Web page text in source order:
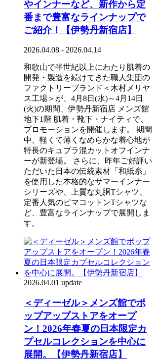
やインナーなど、新作から定
番まで豊富なラインナップで
ご紹介！【伊勢丹新宿店】
2026.04.08 - 2026.04.14
和歌山で半世紀以上にわたり肌着の
開発・製造を続けてきた職人集団の
ファクトリーブランド＜木村メリヤ
ス工場＞が、4月8日(水)～4月14日
(火)の期間、伊勢丹新宿店 メンズ館
地下1階 肌着・靴下・ナイティで、
プロモーションを開催します。 期間
中、軽くて薄くなめらかな着心地が
特長のキュプラ混カットオフインナ
ーが新登場。 さらに、昨年ご好評い
ただいた日本の伝統素材「和紙糸」
を使用した本格的なサマーインナー
シリーズや、上質な丸胴Tシャツ、
定番人気のピマコットンTシャツな
ど、豊富なラインナップで展開しま
す。
2026.04.01 update
＜ディーゼル＞メンズ館でポ
ップアップストアをオープ
ン！2026年春夏の日本限定カ
プセルコレクションを中心に
展開。【伊勢丹新宿店】